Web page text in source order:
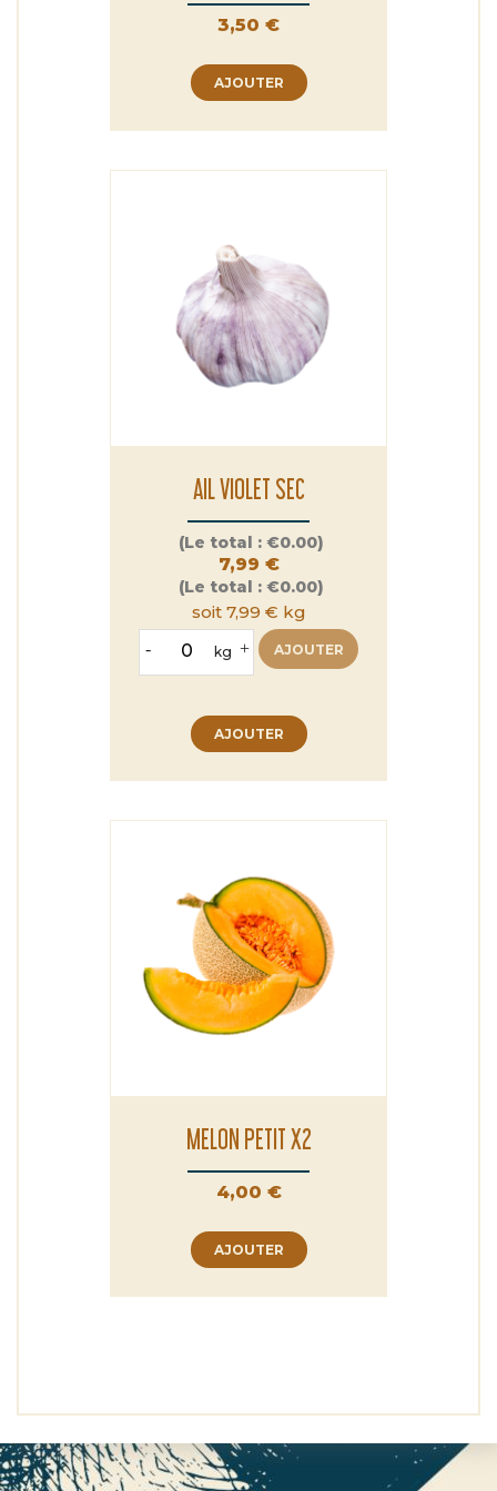
Prix
3,50 €
AJOUTER
AIL VIOLET SEC
Prix
(Le total : €0.00)
7,99 €
(Le total : €0.00)
soit 7,99 € kg
- kg + AJOUTER
AJOUTER
MELON PETIT X2
Prix
4,00 €
AJOUTER